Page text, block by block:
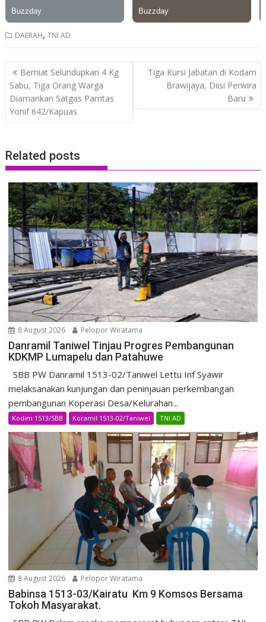
DAERAH,TNI AD
Post
navigation
Berniat Selundupkan 4 Kg
Sabu, Tiga Orang Warga
Diamankan Satgas Pamtas
Yonif 642/Kapuas
Tiga Kursi Jabatan di Kodam
Brawijaya, Diisi Perwira
Baru
Related posts
8 August 2026 Pelopor Wiratama
Danramil Taniwel Tinjau Progres Pembangunan
KDKMP Lumapelu dan Patahuwe
SBB PW Danramil 1513-02/Taniwel Lettu Inf Syawir
melaksanakan kunjungan dan peninjauan perkembangan
pembangunan Koperasi Desa/Kelurahan...
Kodim 1513/SBB Koramil 1513-02/Taniwel TNI AD
8 August 2026 Pelopor Wiratama
Babinsa 1513-03/Kairatu Km 9 Komsos Bersama
Tokoh Masyarakat.